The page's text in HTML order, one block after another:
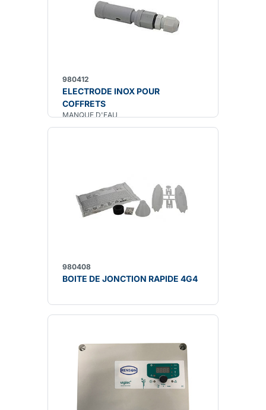
980412
ELECTRODE INOX POUR
COFFRETS
MANQUE D'EAU
980408
BOITE DE JONCTION RAPIDE 4G4